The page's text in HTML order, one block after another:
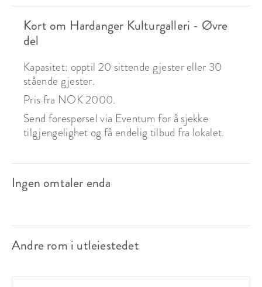
Kort om Hardanger Kulturgalleri - Øvre
del
Kapasitet: opptil 20 sittende gjester eller 30
stående gjester.
Pris fra NOK 2000.
Send forespørsel via Eventum for å sjekke
tilgjengelighet og få endelig tilbud fra lokalet.
Ingen omtaler enda
Andre rom i utleiestedet